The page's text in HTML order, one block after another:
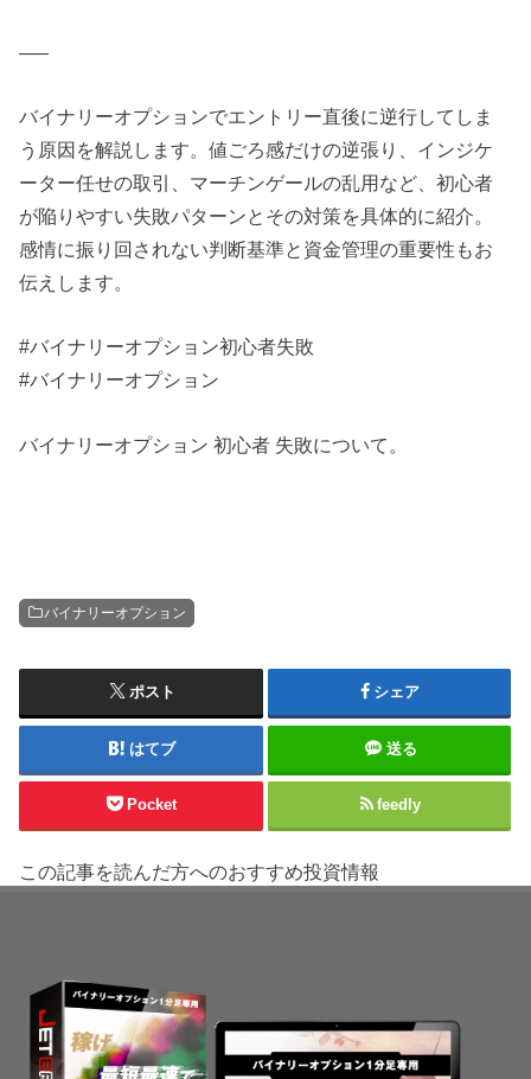
—–
バイナリーオプションでエントリー直後に逆行してしま
う原因を解説します。値ごろ感だけの逆張り、インジケ
ーター任せの取引、マーチンゲールの乱用など、初心者
が陥りやすい失敗パターンとその対策を具体的に紹介。
感情に振り回されない判断基準と資金管理の重要性もお
伝えします。
#バイナリーオプション初心者失敗
#バイナリーオプション
バイナリーオプション 初心者 失敗について。
バイナリーオプション
ポスト シェア
はてブ 送る
Pocket feedly
この記事を読んだ方へのおすすめ投資情報